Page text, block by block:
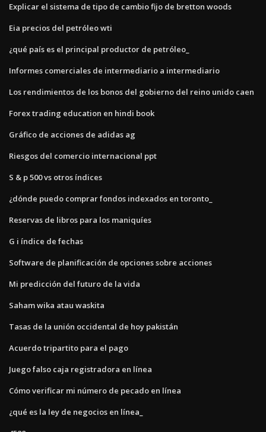
Explicar el sistema de tipo de cambio fijo de bretton woods
Eia precios del petróleo wti
¿qué país es el principal productor de petróleo_
Informes comerciales de intermediario a intermediario
Los rendimientos de los bonos del gobierno del reino unido caen
Forex trading education en hindi book
Gráfico de acciones de adidas ag
Riesgos del comercio internacional ppt
S & p 500 vs otros índices
¿dónde puedo comprar fondos indexados en toronto_
Reservas de libros para los maniquíes
G i índice de fechas
Software de planificación de opciones sobre acciones
Mi predicción del futuro de la vida
Saham wika atau waskita
Tasas de la unión occidental de hoy pakistán
Acuerdo tripartito para el pago
Juego falso caja registradora en línea
Cómo verificar mi número de pecado en línea
¿qué es la ley de negocios en línea_